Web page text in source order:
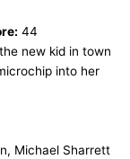
44
new kid in town
into her
Michael Sharrett